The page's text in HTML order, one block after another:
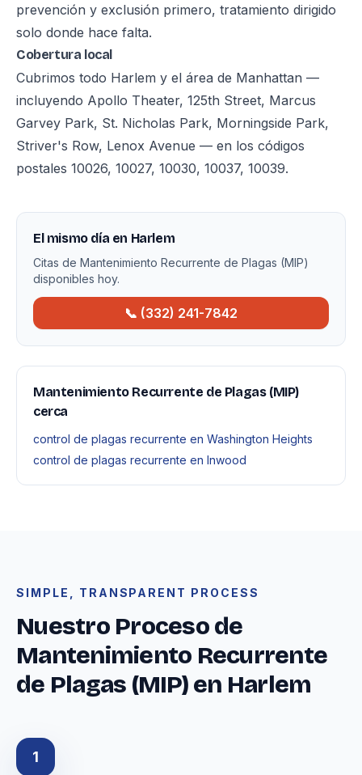
prevención y exclusión primero, tratamiento dirigido
solo donde hace falta.
Cobertura local
Cubrimos todo Harlem y el área de Manhattan —
incluyendo Apollo Theater, 125th Street, Marcus
Garvey Park, St. Nicholas Park, Morningside Park,
Striver's Row, Lenox Avenue — en los códigos
postales 10026, 10027, 10030, 10037, 10039.
El mismo día en Harlem
Citas de Mantenimiento Recurrente de Plagas (MIP)
disponibles hoy.
📞 (332) 241-7842
Mantenimiento Recurrente de Plagas (MIP)
cerca
control de plagas recurrente en Washington Heights
control de plagas recurrente en Inwood
SIMPLE, TRANSPARENT PROCESS
Nuestro Proceso de
Mantenimiento Recurrente
de Plagas (MIP) en Harlem
1